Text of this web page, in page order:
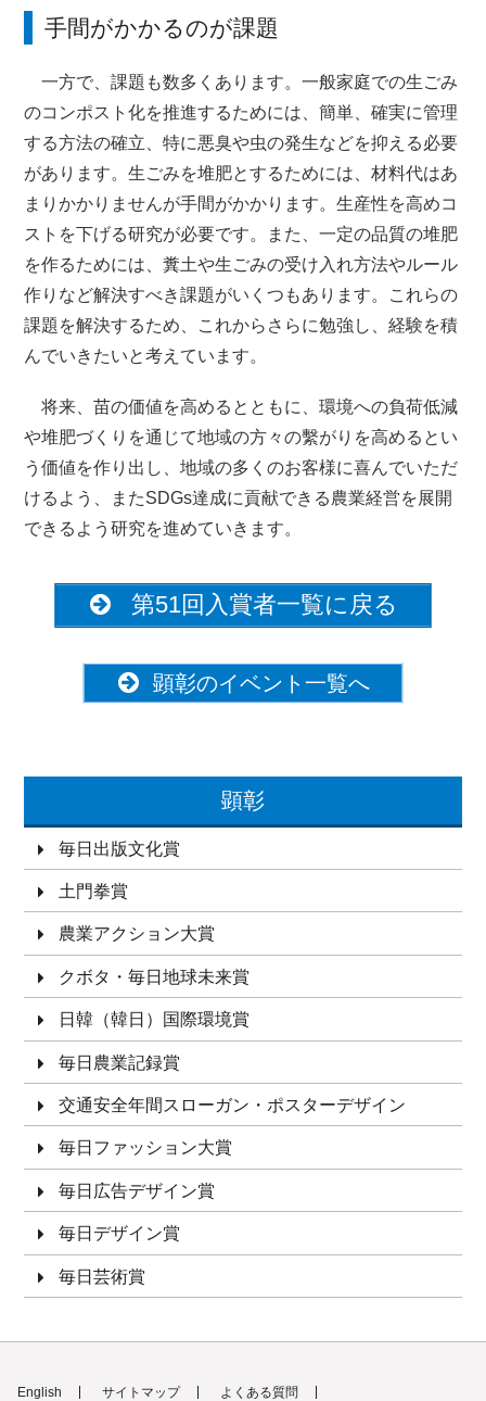
手間がかかるのが課題
一方で、課題も数多くあります。一般家庭での生ごみ
のコンポスト化を推進するためには、簡単、確実に管理
する方法の確立、特に悪臭や虫の発生などを抑える必要
があります。生ごみを堆肥とするためには、材料代はあ
まりかかりませんが手間がかかります。生産性を高めコ
ストを下げる研究が必要です。また、一定の品質の堆肥
を作るためには、糞土や生ごみの受け入れ方法やルール
作りなど解決すべき課題がいくつもあります。これらの
課題を解決するため、これからさらに勉強し、経験を積
んでいきたいと考えています。
将来、苗の価値を高めるとともに、環境への負荷低減
や堆肥づくりを通じて地域の方々の繫がりを高めるとい
う価値を作り出し、地域の多くのお客様に喜んでいただ
けるよう、またSDGs達成に貢献できる農業経営を展開
できるよう研究を進めていきます。
第51回入賞者一覧に戻る
顕彰のイベント一覧へ
顕彰
毎日出版文化賞
土門拳賞
農業アクション大賞
クボタ・毎日地球未来賞
日韓（韓日）国際環境賞
毎日農業記録賞
交通安全年間スローガン・ポスターデザイン
毎日ファッション大賞
毎日広告デザイン賞
毎日デザイン賞
毎日芸術賞
English サイトマップ よくある質問